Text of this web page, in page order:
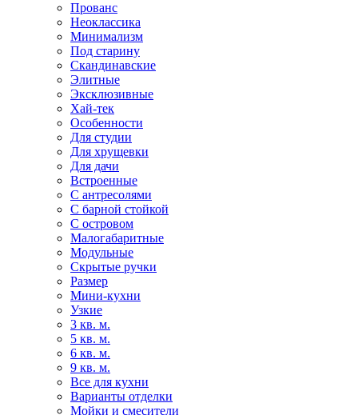
Прованс
Неоклассика
Минимализм
Под старину
Скандинавские
Элитные
Эксклюзивные
Хай-тек
Особенности
Для студии
Для хрущевки
Для дачи
Встроенные
С антресолями
С барной стойкой
С островом
Малогабаритные
Модульные
Скрытые ручки
Размер
Мини-кухни
Узкие
3 кв. м.
5 кв. м.
6 кв. м.
9 кв. м.
Все для кухни
Варианты отделки
Мойки и смесители